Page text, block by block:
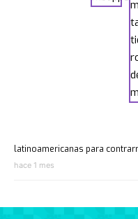
latinoamericanas para
hace 1 mes